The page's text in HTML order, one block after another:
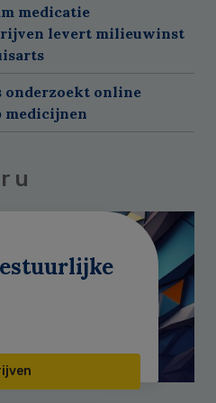
medicatie
levert milieuwinst
onderzoekt online
medicijnen
u